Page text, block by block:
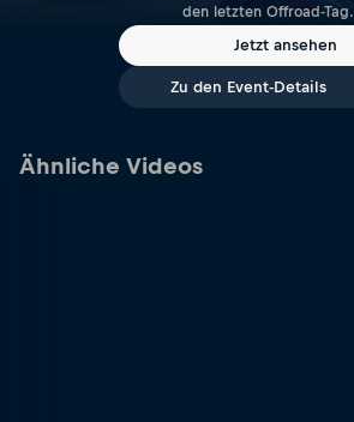
den letzten Offroad-Tag.
Jetzt ansehen
Zu den Event-Details
Ähnliche Videos